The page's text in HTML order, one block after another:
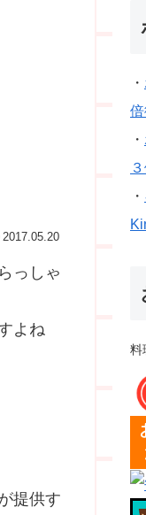
2017.05.20
っしゃ
よね
提供す
・
・
・
料